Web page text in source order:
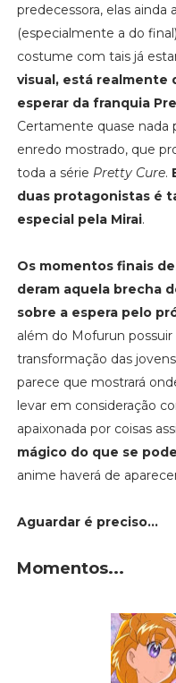
predecessora, elas ainda
(especialmente a do
costume com tais já
visual, está realmente
esperar da franquia
Certamente quase nada
enredo mostrado, que
toda a série Pretty Cure.
duas protagonistas é
especial pela Mirai.
Os momentos finais
deram aquela brecha
sobre a espera pelo
além do Mofurun
transformação das
parece que mostrará
levar em consideração
apaixonada por coisas
mágico do que se
anime haverá de
Aguardar é preciso...
Momentos...